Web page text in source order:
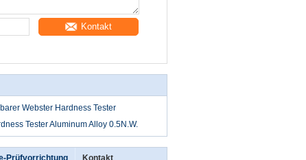
Kontakt
Webster Hardness Tester
Tester Aluminum Alloy 0.5N.W.
Prüfvorrichtung Kontakt